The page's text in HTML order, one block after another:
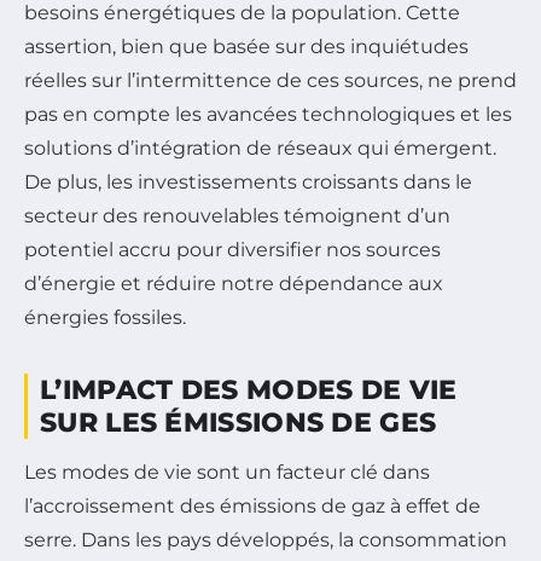
besoins énergétiques de la population. Cette
assertion, bien que basée sur des inquiétudes
réelles sur l’intermittence de ces sources, ne prend
pas en compte les avancées technologiques et les
solutions d’intégration de réseaux qui émergent.
De plus, les investissements croissants dans le
secteur des renouvelables témoignent d’un
potentiel accru pour diversifier nos sources
d’énergie et réduire notre dépendance aux
énergies fossiles.
L’IMPACT DES MODES DE VIE
SUR LES ÉMISSIONS DE GES
Les modes de vie sont un facteur clé dans
l’accroissement des émissions de gaz à effet de
serre. Dans les pays développés, la consommation